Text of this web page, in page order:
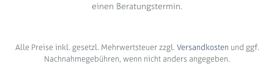
einen Beratungstermin.
Alle Preise inkl. gesetzl. Mehrwertsteuer zzgl. Versandkosten und ggf.
Nachnahmegebühren, wenn nicht anders angegeben.